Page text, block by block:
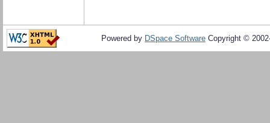
Powered by DSpace Software Copyright ©